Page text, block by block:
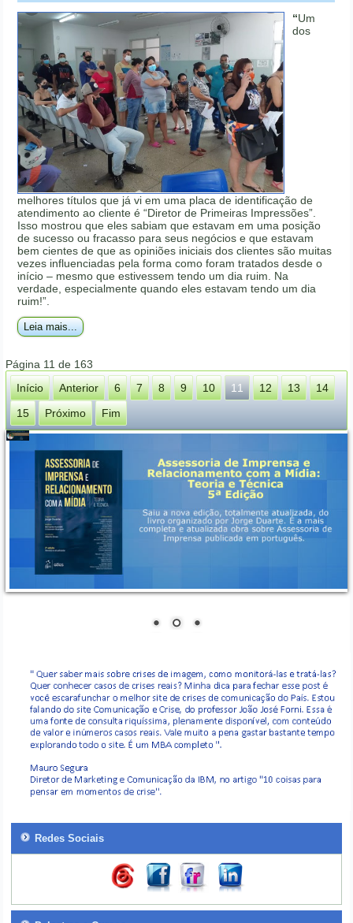
“Um
dos
melhores títulos que já vi em uma placa de identificação de
atendimento ao cliente é “Diretor de Primeiras Impressões”.
Isso mostrou que eles sabiam que estavam em uma posição
de sucesso ou fracasso para seus negócios e que estavam
bem cientes de que as opiniões iniciais dos clientes são muitas
vezes influenciadas pela forma como foram tratados desde o
início – mesmo que estivessem tendo um dia ruim. Na
verdade, especialmente quando eles estavam tendo um dia
ruim!”.
Leia mais...
Página 11 de 163
Início
Anterior 6 7 8 9 10 11 12 13
14
15
Próximo Fim
Redes Sociais